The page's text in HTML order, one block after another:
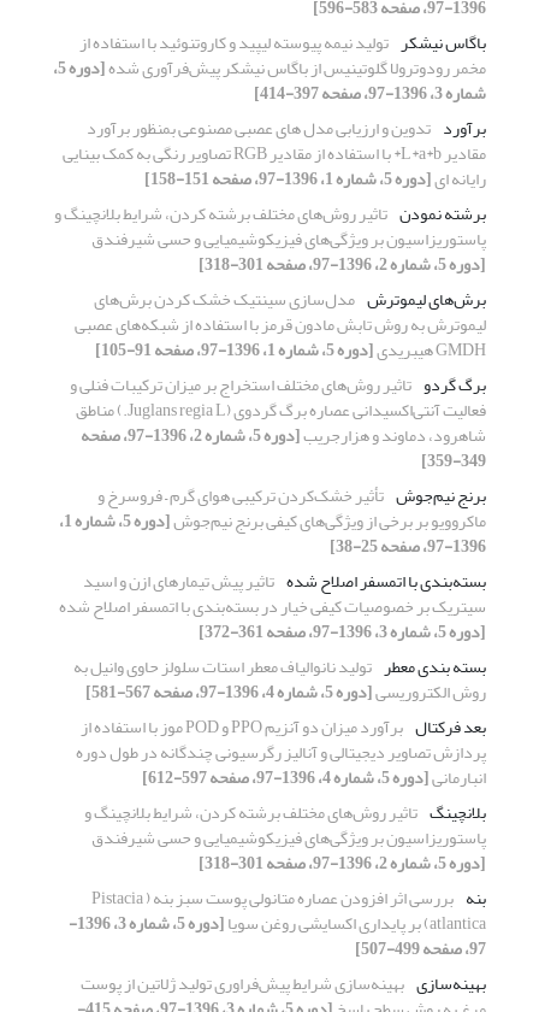
1396-97، صفحه 583-596]
باگاس نیشکر تولید نیمه پیوسته لیپید و کاروتنوئید با استفاده از
مخمر رودوترولا گلوتینیس از باگاس نیشکر پیش‌فرآوری شده [دوره 5،
شماره 3، 1396-97، صفحه 397-414]
برآورد تدوین و ارزیابی مدل های عصبی مصنوعی بمنظور برآورد
مقادیر L*a*b* با استفاده از مقادیر RGB تصاویر رنگی به کمک بینایی
رایانه ای[دوره 5، شماره 1، 1396-97، صفحه 151-158]
برشته نمودن تاثیر روش‌های مختلف برشته کردن، شرایط بلانچینگ و
پاستوریزاسیون بر ویژگی‌های فیزیکوشیمیایی و حسی شیرفندق
[دوره 5، شماره 2، 1396-97، صفحه 301-318]
برش‌های لیموترش مدل‌سازی سینتیک خشک کردن برش‌های
لیموترش به روش تابش مادون قرمز با استفاده از شبکه‌های عصبی
GMDH هیبریدی
[دوره 5، شماره 1، 1396-97، صفحه 91-105]
برگ گردو تاثیر روش‌های مختلف استخراج بر میزان ترکیبات فنلی و
فعالیت آنتی‌اکسیدانی عصاره برگ گردوی (Juglans regia L.) مناطق
شاهرود، دماوند و هزارجریب [دوره 5، شماره 2، 1396-97، صفحه
349-359]
برنج نیم‌جوش تأثیر خشک‌کردن ترکیبی هوای گرم – فروسرخ و
ماکروویو بر برخی از ویژگی‌های کیفی برنج نیم‌جوش [دوره 5، شماره 1،
1396-97، صفحه 25-38]
بسته‌بندی با اتمسفر اصلاح شده تاثیر پیش تیمارهای ازن و اسید
سیتریک بر خصوصیات کیفی خیار در بسته‌بندی با اتمسفر اصلاح شده
[دوره 5، شماره 3، 1396-97، صفحه 361-372]
بسته بندی معطر تولید نانوالیاف معطر استات سلولز حاوی وانیل به
روش الکتروریسی[دوره 5، شماره 4، 1396-97، صفحه 567-581]
بعد فرکتال
برآورد میزان دو آنزیم‏ PPO و POD موز با استفاده از
پردازش تصاویر دیجیتالی و آنالیز رگرسیونی چندگانه در طول دوره
انبارمانی[دوره 5، شماره 4، 1396-97، صفحه 597-612]
بلانچینگ تاثیر روش‌های مختلف برشته کردن، شرایط بلانچینگ و
پاستوریزاسیون بر ویژگی‌های فیزیکوشیمیایی و حسی شیرفندق
[دوره 5، شماره 2، 1396-97، صفحه 301-318]
بنه
بررسی اثر افزودن عصاره متانولی پوست سبز بنه ( Pistacia
atlantica) بر پایداری اکسایشی روغن سویا [دوره 5، شماره 3، 1396-
97، صفحه 499-507]
بهینه‌سازی بهینه‌سازی شرایط پیش‌فراوری تولید ژلاتین از پوست